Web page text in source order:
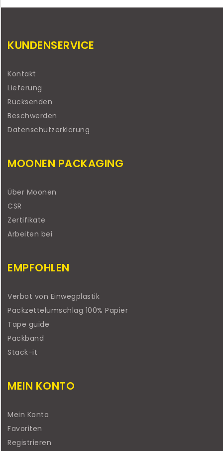
KUNDENSERVICE
Kontakt
Lieferung
Rücksenden
Beschwerden
Datenschutzerklärung
MOONEN PACKAGING
Über Moonen
CSR
Zertifikate
Arbeiten bei
EMPFOHLEN
Verbot von Einwegplastik
Packzettelumschlag 100% Papier
Tape guide
Packband
Stack-it
MEIN KONTO
Mein Konto
Favoriten
Registrieren